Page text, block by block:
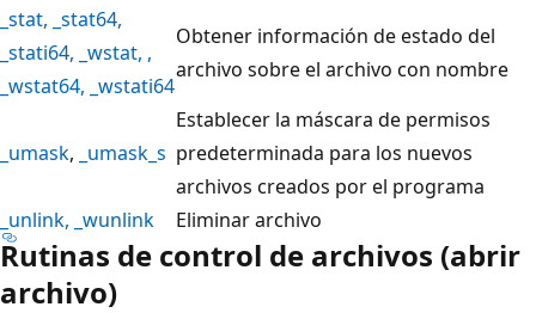
_stat, _stat64,
_stati64, _wstat, ,
_wstat64, _wstati64
Obtener información de estado del
archivo sobre el archivo con nombre
_umask, _umask_s
Establecer la máscara de permisos
predeterminada para los nuevos
archivos creados por el programa
_unlink, _wunlink Eliminar archivo
Rutinas de control de archivos (abrir
archivo)